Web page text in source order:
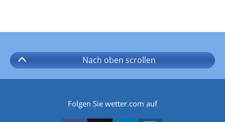
Nach oben scrollen
Folgen Sie wetter.com auf